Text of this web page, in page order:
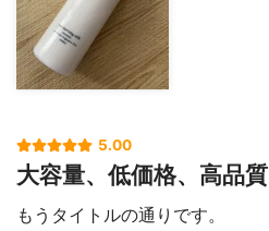
5.00
大容量、低価格、高品質
もうタイトルの通りです。